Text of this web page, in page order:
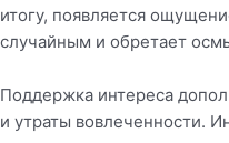
итогу, появляется
случайным и обретает
Поддержка интереса
и утраты вовлеченности.